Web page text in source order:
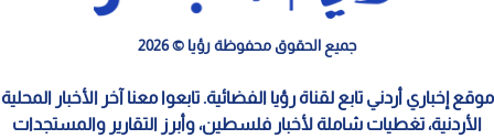
جميع الحقوق محفوظة رؤيا © 2026
موقع إخباري أردني تابع لقناة رؤيا الفضائية. تابعوا معنا آخر الأخبار المحلية
الأردنية، تغطيات شاملة لأخبار فلسطين، وأبرز التقارير والمستجدات